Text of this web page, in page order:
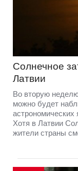
Солнечное
Латвии
Во вторую
можно будет
астрономических
Хотя в Латвии
жители страны